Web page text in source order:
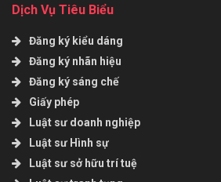
Dịch Vụ Tiêu Biểu
Đăng ký kiểu dáng
Đăng ký nhãn hiệu
Đăng ký sáng chế
Giấy phép
Luật sư doanh nghiệp
Luật sư Hình sự
Luật sư sở hữu trí tuệ